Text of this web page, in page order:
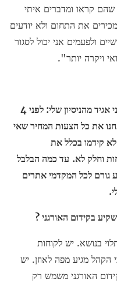
קראו ומדברים איתי
את התחום ולא יודעים
ולפעמים אני יכול לסגור
אני אגיד מהניסיון שלי: לפני 4
את כל הצעות המחיר שאי
קידמו בכלל את
וחלק לא. עד כמה הבלבל
גורם לכל המקדמי אתרים
בקידום האורגני ?
בנושא. יש לקוחות
מגיע מפה לאוזן. יש
האורגני משמש רק